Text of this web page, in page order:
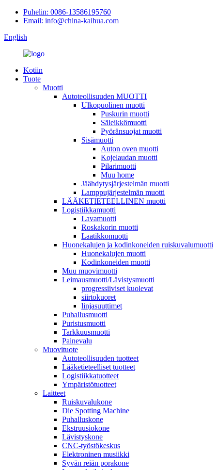
Puhelin: 0086-13586195760
Email: info@china-kaihua.com
English
Kotiin
Tuote
Muotti
Autoteollisuuden MUOTTI
Ulkopuolinen muotti
Puskurin muotti
Säleikkömuotti
Pyöränsuojat muotti
Sisämuotti
Auton oven muotti
Kojelaudan muotti
Pilarimuotti
Muu home
Jäähdytysjärjestelmän muotti
Lamppujärjestelmän muotti
LÄÄKETIETEELLINEN muotti
Logistiikkamuotti
Lavamuotti
Roskakorin muotti
Laatikkomuotti
Huonekalujen ja kodinkoneiden ruiskuvalumuotti
Huonekalujen muotti
Kodinkoneiden muotti
Muu muovimuotti
Leimausmuotti/Lävistysmuotti
progressiiviset kuolevat
siirtokuoret
linjasuuttimet
Puhallusmuotti
Puristusmuotti
Tarkkuusmuotti
Painevalu
Muovituote
Autoteollisuuden tuotteet
Lääketieteelliset tuotteet
Logistiikkatuotteet
Ympäristötuotteet
Laitteet
Ruiskuvalukone
Die Spotting Machine
Puhalluskone
Ekstruusiokone
Lävistyskone
CNC-työstökeskus
Elektroninen musiikki
Syvän reiän porakone